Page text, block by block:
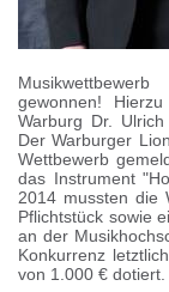
gewonnen!
Warburg Dr.
Der Warburger
Wettbewerb
das Instrument
2014 mussten die
Pflichtstück sowie
an der
Konkurrenz
von 1.000 € dotiert.